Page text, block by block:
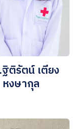
ติรัตน์ เตียง
หงษากุล